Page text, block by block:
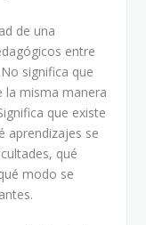
de una
entre
significa que
la misma manera
que existe
aprendizajes se
qué
modo se